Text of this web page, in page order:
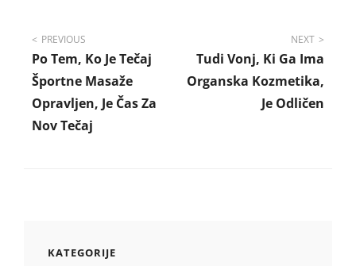
Navigacija
prispevka
PREVIOUS
Po Tem, Ko Je Tečaj
Športne Masaže
Opravljen, Je Čas Za
Nov Tečaj
NEXT
Tudi Vonj, Ki Ga Ima
Organska Kozmetika,
Je Odličen
KATEGORIJE